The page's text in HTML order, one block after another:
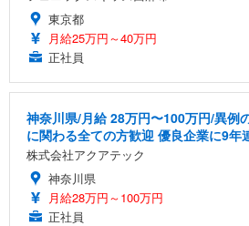
東京都
月給25万円～40万円
正社員
神奈川県/月給 28万円〜100万円/異例
に関わる全ての方歓迎 優良企業に9年
株式会社アクアテック
神奈川県
月給28万円～100万円
正社員